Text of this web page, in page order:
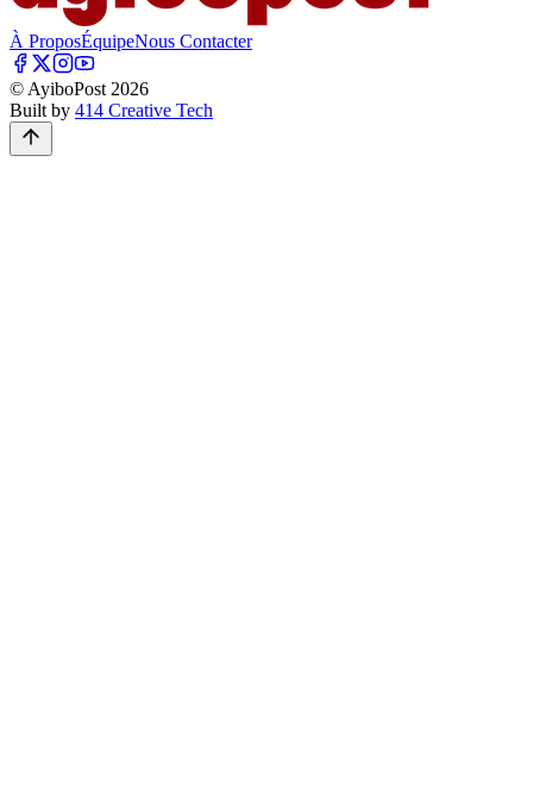
À ProposÉquipeNous Contacter
© AyiboPost 2026
Built by 414 Creative Tech